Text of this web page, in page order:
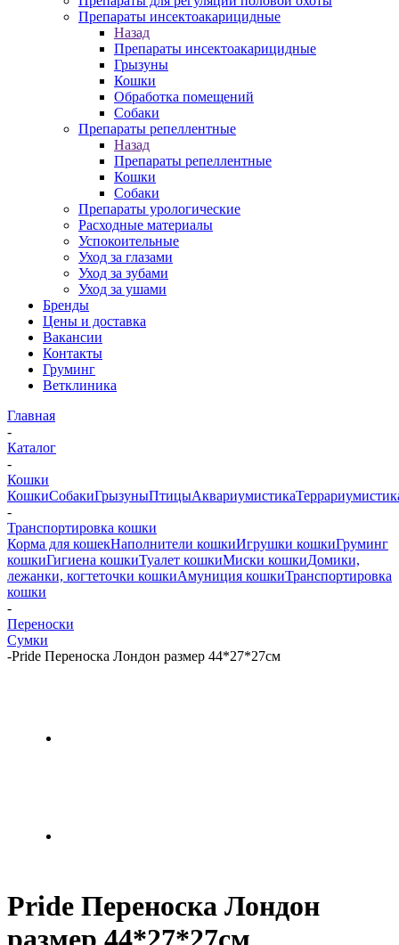
Препараты инсектоакарицидные
Назад
Препараты инсектоакарицидные
Грызуны
Кошки
Обработка помещений
Собаки
Препараты репеллентные
Назад
Препараты репеллентные
Кошки
Собаки
Препараты урологические
Расходные материалы
Успокоительные
Уход за глазами
Уход за зубами
Уход за ушами
Бренды
Цены и доставка
Вакансии
Контакты
Груминг
Ветклиника
Главная
-
Каталог
-
Кошки
КошкиСобакиГрызуныПтицыАквариумистика
-
Транспортировка кошки
Корма для кошекНаполнители кошкиИгрушки кошкиГруминг
кошкиГигиена кошкиТуалет кошкиМиски кошкиДомики,
лежанки, когтеточки кошкиАмуниция кошкиТранспортировка
кошки
-
Переноски
Сумки
-Pride Переноска Лондон размер 44*27*27см
Pride Переноска Лондон